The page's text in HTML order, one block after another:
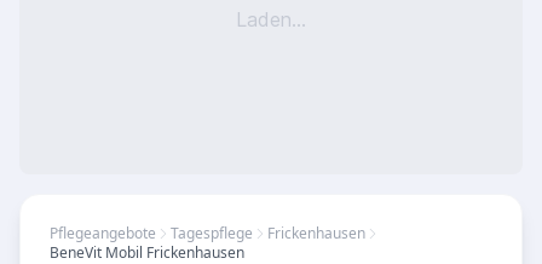
Laden...
Pflegeangebote Tagespflege
Frickenhausen
BeneVit Mobil Frickenhausen